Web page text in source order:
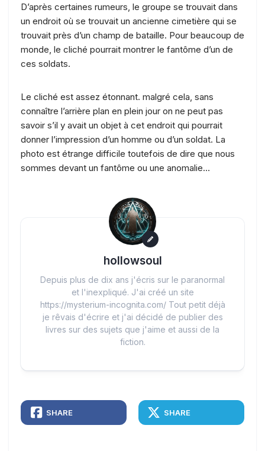
D’après certaines rumeurs, le groupe se trouvait dans
un endroit où se trouvait un ancienne cimetière qui se
trouvait près d’un champ de bataille. Pour beaucoup de
monde, le cliché pourrait montrer le fantôme d’un de
ces soldats.
Le cliché est assez étonnant. malgré cela, sans
connaître l’arrière plan en plein jour on ne peut pas
savoir s’il y avait un objet à cet endroit qui pourrait
donner l’impression d’un homme ou d’un soldat. La
photo est étrange difficile toutefois de dire que nous
sommes devant un fantôme ou une anomalie…
hollowsoul
Depuis plus de dix ans j'écris sur le paranormal
et l'inexpliqué. J'ai créé un site
https://mysterium-incognita.com/ Tout petit déjà
je rêvais d'écrire et j'ai décidé de publier des
livres sur des sujets que j'aime et aussi de la
fiction.
SHARE SHARE